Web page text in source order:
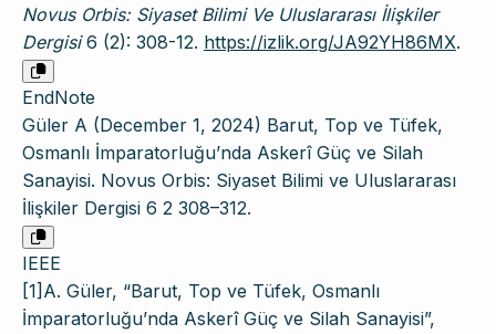
Novus Orbis: Siyaset Bilimi Ve Uluslararası İlişkiler
Dergisi6 (2): 308-12. https://izlik.org/JA92YH86MX.
EndNote
Güler A (December 1, 2024) Barut, Top ve Tüfek,
Osmanlı İmparatorluğu’nda Askerî Güç ve Silah
Sanayisi. Novus Orbis: Siyaset Bilimi ve Uluslararası
İlişkiler Dergisi 6 2 308–312.
IEEE
[1]A. Güler, “Barut, Top ve Tüfek, Osmanlı
İmparatorluğu’nda Askerî Güç ve Silah Sanayisi”,